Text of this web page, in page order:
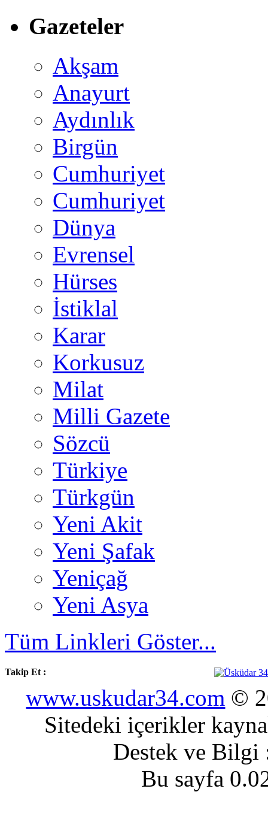
Gazeteler
Akşam
Anayurt
Aydınlık
Birgün
Cumhuriyet
Cumhuriyet
Dünya
Evrensel
Hürses
İstiklal
Karar
Korkusuz
Milat
Milli Gazete
Sözcü
Türkiye
Türkgün
Yeni Akit
Yeni Şafak
Yeniçağ
Yeni Asya
Tüm Linkleri Göster...
Takip Et :
www.uskudar34.com ©
Sitedeki içerikler
Destek ve
Bu sayfa